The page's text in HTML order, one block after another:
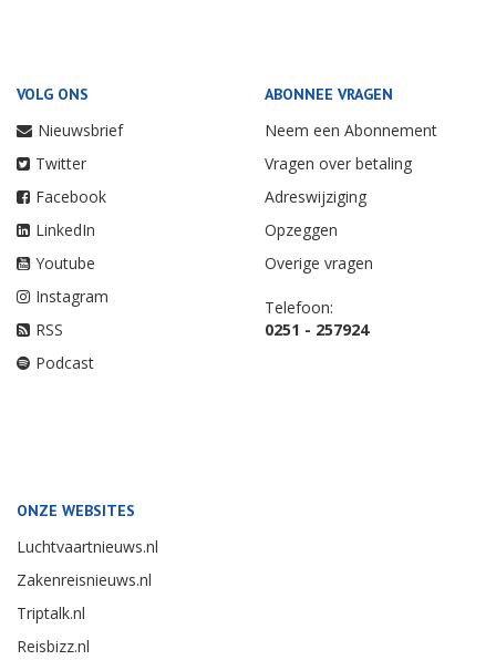
VOLG ONS
Nieuwsbrief
Twitter
Facebook
LinkedIn
Youtube
Instagram
RSS
Podcast
ABONNEE VRAGEN
Neem een Abonnement
Vragen over betaling
Adreswijziging
Opzeggen
Overige vragen
Telefoon:
0251 - 257924
ONZE WEBSITES
Luchtvaartnieuws.nl
Zakenreisnieuws.nl
Triptalk.nl
Reisbizz.nl